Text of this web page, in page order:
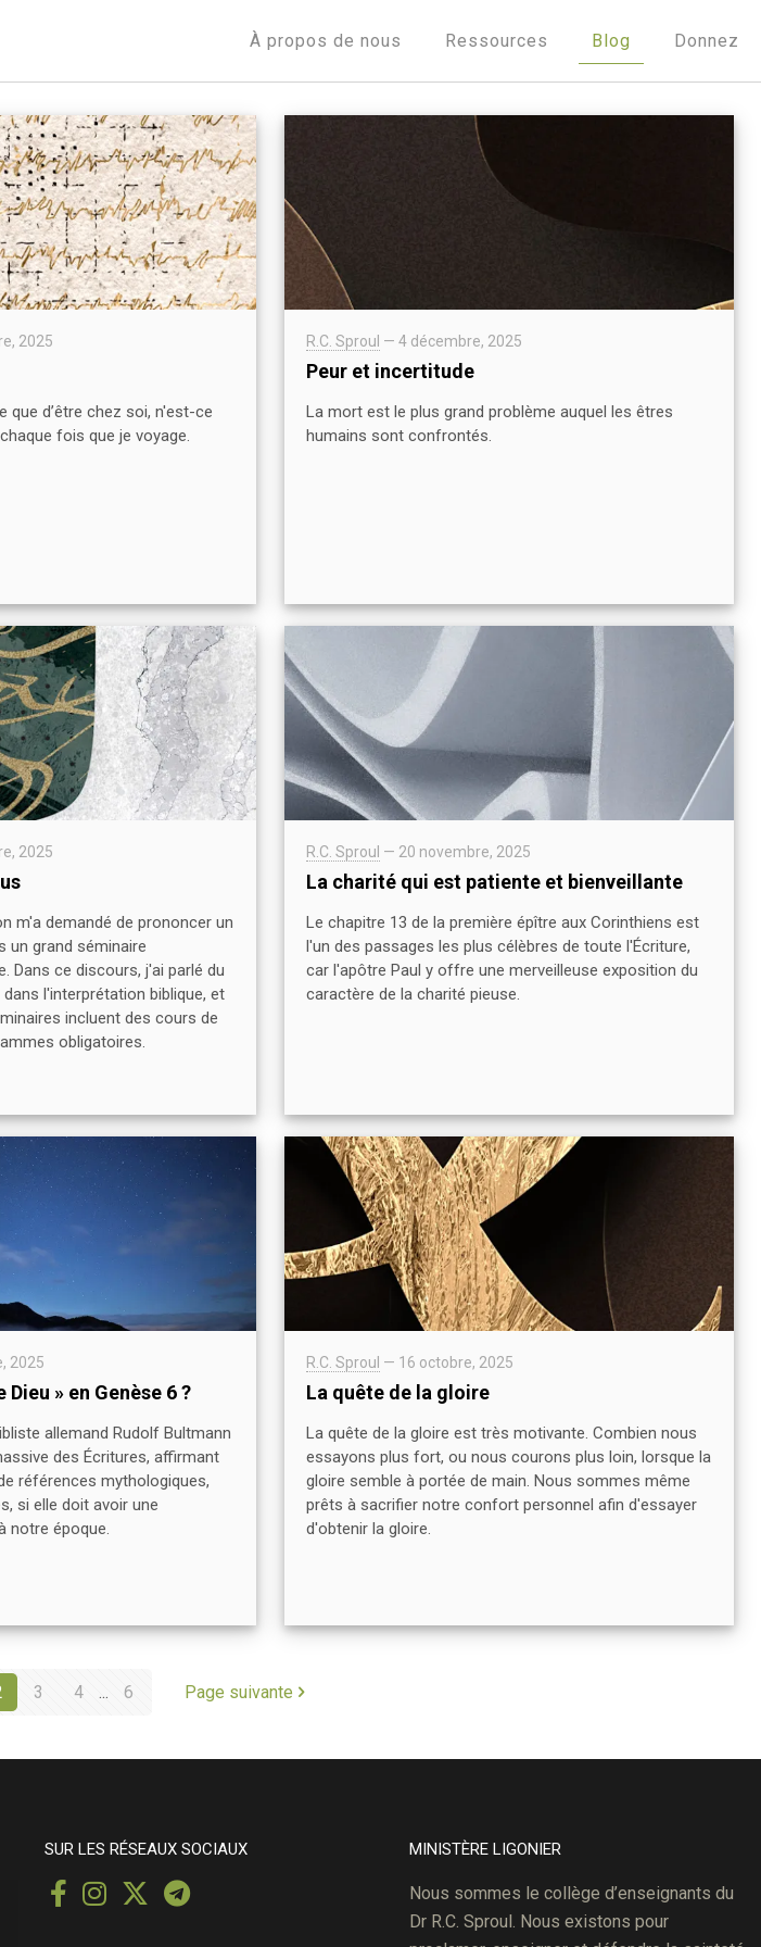
À propos de nous Ressources Blog Donnez
2025
que d’être chez soi, n'est-ce
fois que je voyage.
R.C. Sproul —4 décembre, 2025
Peur et incertitude
La mort est le plus grand problème auquel les êtres
humains sont confrontés.
2025
m'a demandé de prononcer un
un grand séminaire
Dans ce discours, j'ai parlé du
l'interprétation biblique, et
incluent des cours de
obligatoires.
R.C. Sproul — 20 novembre, 2025
La charité qui est patiente et bienveillante
Le chapitre 13 de la première épître aux Corinthiens est
l'un des passages les plus célèbres de toute l'Écriture,
car l'apôtre Paul y offre une merveilleuse exposition du
caractère de la charité pieuse.
2025
» en Genèse 6 ?
allemand Rudolf Bultmann
des Écritures, affirmant
références mythologiques,
si elle doit avoir une
notre époque.
R.C. Sproul — 16 octobre, 2025
La quête de la gloire
La quête de la gloire est très motivante. Combien nous
essayons plus fort, ou nous courons plus loin, lorsque la
gloire semble à portée de main. Nous sommes même
prêts à sacrifier notre confort personnel afin d'essayer
d'obtenir la gloire.
3 4 ... 6 Page suivante
SUR LES RÉSEAUX SOCIAUX MINISTÈRE LIGONIER
Nous sommes le collège d’enseignants du
Dr R.C. Sproul. Nous existons pour